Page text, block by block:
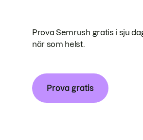
Prova Semrush gratis i sju
när som helst.
Prova gratis